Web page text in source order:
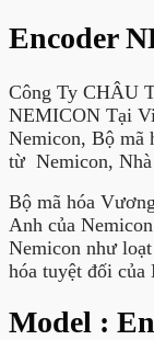
Encoder
Công Ty CHÂU
NEMICON Tại
Nemicon, Bộ mã
từ Nemicon, Nhà
Bộ mã hóa
Anh của
Nemicon như
hóa tuyệt đối của
Model :